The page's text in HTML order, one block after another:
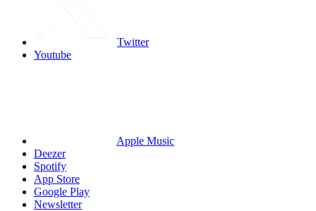
Twitter
Youtube
Apple Music
Deezer
Spotify
App Store
Google Play
Newsletter